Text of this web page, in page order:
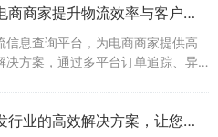
单号网如何助力电商商家提升物流效率与客户体验？
信息查询平台，为电商商家提供高
决方案，通过多平台订单追踪、异
单号网：礼品代发行业的高效解决方案，让您轻松实现业务增长